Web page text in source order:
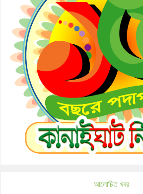
আলোচিত খবর